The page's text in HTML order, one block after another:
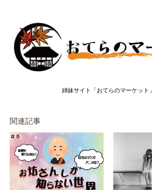
姉妹サイト「おてらのマーケット」
関連記事